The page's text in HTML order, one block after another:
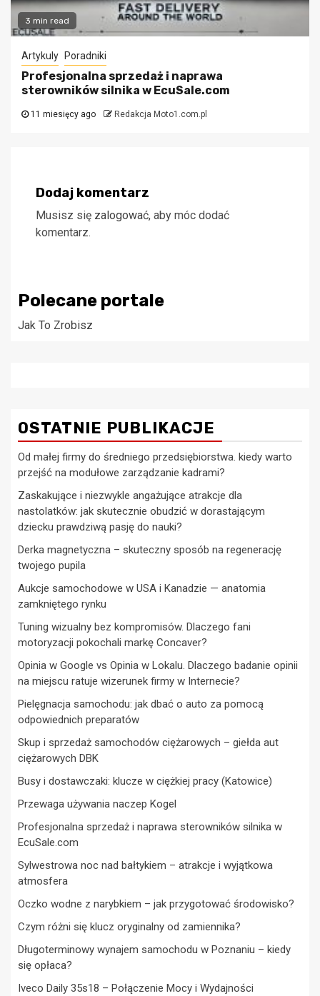
3 min read
Artykuly Poradniki
Profesjonalna sprzedaż i naprawa
sterowników silnika w EcuSale.com
11 miesięcy ago Redakcja Moto1.com.pl
Dodaj komentarz
Musisz się zalogować, aby móc dodać
komentarz.
Polecane portale
Jak To Zrobisz
OSTATNIE PUBLIKACJE
Od małej firmy do średniego przedsiębiorstwa. kiedy warto
przejść na modułowe zarządzanie kadrami?
Zaskakujące i niezwykle angażujące atrakcje dla
nastolatków: jak skutecznie obudzić w dorastającym
dziecku prawdziwą pasję do nauki?
Derka magnetyczna – skuteczny sposób na regenerację
twojego pupila
Aukcje samochodowe w USA i Kanadzie — anatomia
zamkniętego rynku
Tuning wizualny bez kompromisów. Dlaczego fani
motoryzacji pokochali markę Concaver?
Opinia w Google vs Opinia w Lokalu. Dlaczego badanie opinii
na miejscu ratuje wizerunek firmy w Internecie?
Pielęgnacja samochodu: jak dbać o auto za pomocą
odpowiednich preparatów
Skup i sprzedaż samochodów ciężarowych – giełda aut
ciężarowych DBK
Busy i dostawczaki: klucze w ciężkiej pracy (Katowice)
Przewaga używania naczep Kogel
Profesjonalna sprzedaż i naprawa sterowników silnika w
EcuSale.com
Sylwestrowa noc nad bałtykiem – atrakcje i wyjątkowa
atmosfera
Oczko wodne z narybkiem – jak przygotować środowisko?
Czym różni się klucz oryginalny od zamiennika?
Długoterminowy wynajem samochodu w Poznaniu – kiedy
się opłaca?
Iveco Daily 35s18 – Połączenie Mocy i Wydajności